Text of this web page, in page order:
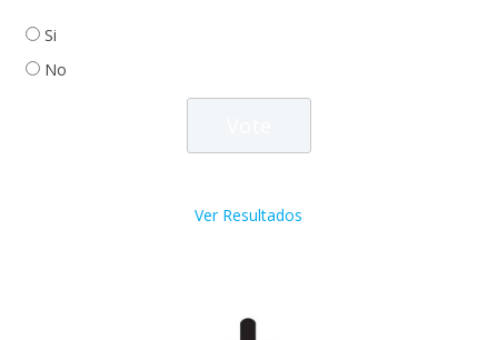
Si
No
Ver Resultados